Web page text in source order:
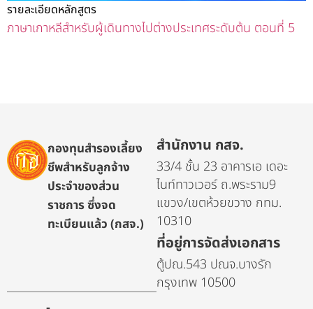
รายละเอียดหลักสูตร
ภาษาเกาหลีสำหรับผู้เดินทางไปต่างประเทศระดับต้น ตอนที่ 5
กองทุนสำรองเลี้ยง
ชีพสำหรับลูกจ้าง
ประจำของส่วน
ราชการ ซึ่งจด
ทะเบียนแล้ว (กสจ.)
สำนักงาน กสจ.
33/4 ชั้น 23 อาคารเอ เดอะ
ไนท์ทาวเวอร์ ถ.พระราม9
แขวง/เขตห้วยขวาง กทม.
10310
ที่อยู่การจัดส่งเอกสาร
ตู้ปณ.543 ปณจ.บางรัก
กรุงเทพ 10500